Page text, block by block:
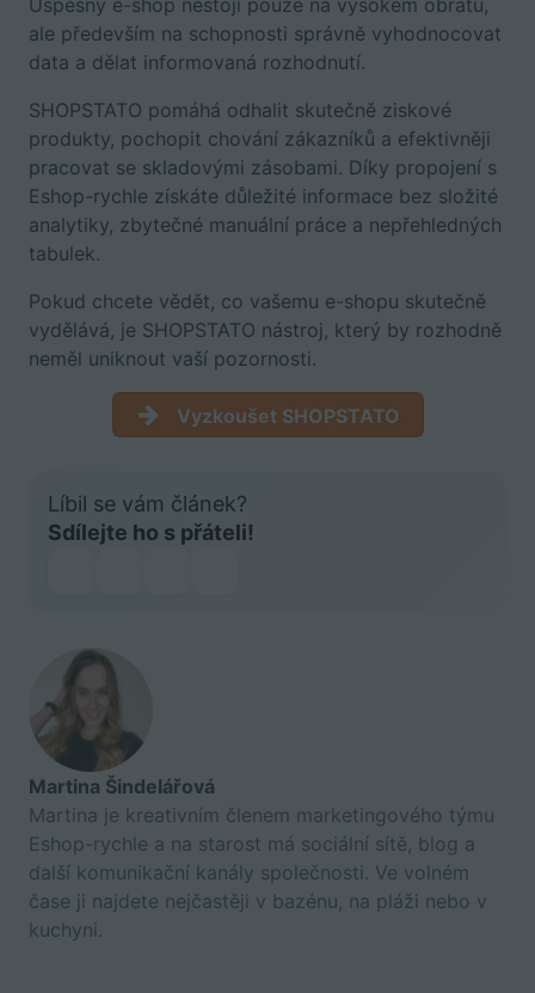
Úspěšný e-shop nestojí pouze na vysokém obratu,
ale především na schopnosti správně vyhodnocovat
data a dělat informovaná rozhodnutí.
SHOPSTATO pomáhá odhalit skutečně ziskové
produkty, pochopit chování zákazníků a efektivněji
pracovat se skladovými zásobami. Díky propojení s
Eshop-rychle získáte důležité informace bez složité
analytiky, zbytečné manuální práce a nepřehledných
tabulek.
Pokud chcete vědět, co vašemu e-shopu skutečně
vydělává, je SHOPSTATO nástroj, který by rozhodně
neměl uniknout vaší pozornosti.
Vyzkoušet SHOPSTATO
Líbil se vám článek?
Sdílejte ho s přáteli!
Martina Šindelářová
Martina je kreativním členem marketingového týmu
Eshop-rychle a na starost má sociální sítě, blog a
další komunikační kanály společnosti. Ve volném
čase ji najdete nejčastěji v bazénu, na pláži nebo v
kuchyni.